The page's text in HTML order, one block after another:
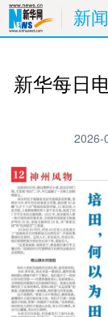
新闻
新华每日
2026-